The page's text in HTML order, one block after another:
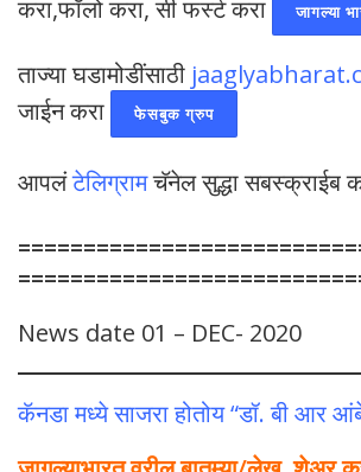
करा,फॉलो करा, सी फर्स्ट करा जागल्या
ताज्या घडामोडींसाठी
जाईन करा
फेसबुक ग्रुप
आपलंटेलिग्रामचॅनेल सुद्धा सबस्क्राईब
News date 01 – DEC- 2020
कॅनडा मध्ये साजरा होतोय “डॉ. बी आर